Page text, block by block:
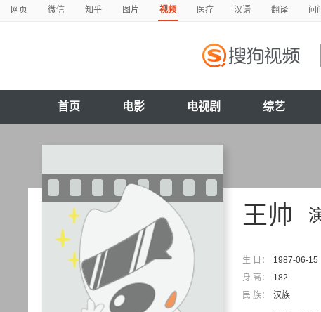
网页 微信 知乎 图片 视频 医疗 汉语 翻译 问
首页 电影 电视剧 综艺
王帅
生 日： 1987-06-15
身 高：
182
民 族：
汉族